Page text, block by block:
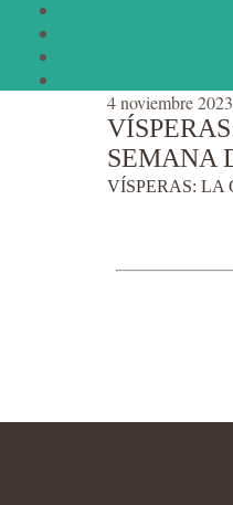
4 noviembre 2023
SEMANA
VÍSPERAS: LA